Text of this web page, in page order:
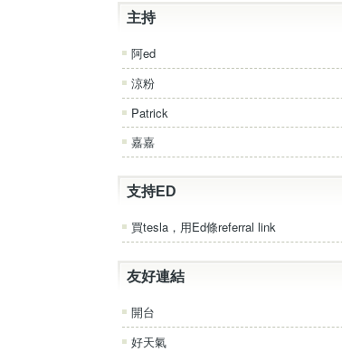
主持
阿ed
涼粉
Patrick
嘉嘉
支持ED
買tesla，用Ed條referral link
友好連結
開台
好天氣